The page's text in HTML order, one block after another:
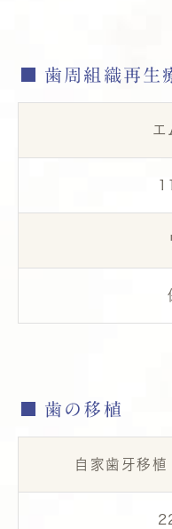
歯周組織再生
エ
歯の移植
自家歯牙移植